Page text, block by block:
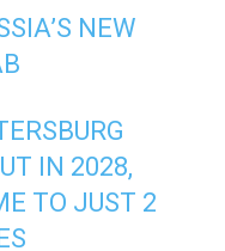
NEW
IN 2028,
TO JUST 2